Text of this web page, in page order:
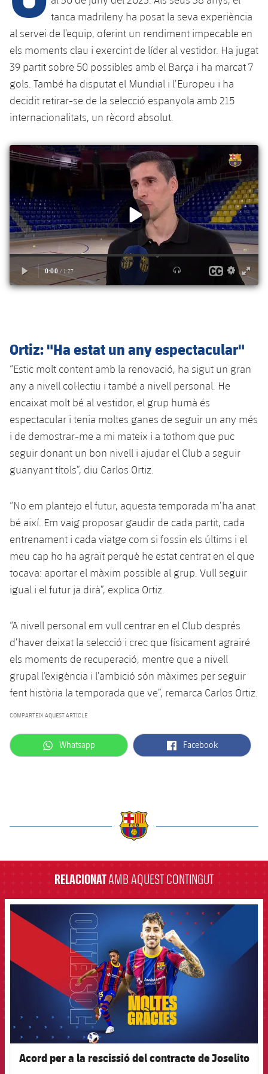
plusicon
més
Instal·lacions
Spotify Camp Nou
Estadi Johan Cruyff
Barça Cafe
Ciutat Esportiva
La Masia
plusicon
més
Serveis
Serveis Mèdics
plusicon
més
Acreditacions
tanca madrileny ha posat la seva experiència
al servei de l’equip, oferint un rendiment impecable en
els moments clau i exercint de líder al vestidor. Ha jugat
39 partit sobre 50 possibles amb el Barça i ha marcat 7
gols. També ha disputat el Mundial i l’Europeu i ha
decidit retirar-se de la selecció espanyola amb 215
internacionalitats, un rècord absolut.
Ortiz: "Ha estat un any espectacular"
“Estic molt content amb la renovació, ha sigut un gran
any a nivell col·lectiu i també a nivell personal. He
encaixat molt bé al vestidor, el grup humà és
espectacular i tenia moltes ganes de seguir un any més
i de demostrar-me a mi mateix i a tothom que puc
seguir donant un bon nivell i ajudar el Club a seguir
guanyant títols”, diu Carlos Ortiz.
“No em plantejo el futur, aquesta temporada m’ha anat
bé així. Em vaig proposar gaudir de cada partit, cada
entrenament i cada viatge com si fossin els últims i el
meu cap ho ha agraït perquè he estat centrat en el que
tocava: aportar el màxim possible al grup. Vull seguir
igual i el futur ja dirà”, explica Ortiz.
“A nivell personal em vull centrar en el Club després
d’haver deixat la selecció i crec que físicament agrairé
els moments de recuperació, mentre que a nivell
grupal l’exigència i l’ambició són màximes per seguir
fent història la temporada que ve”, remarca Carlos Ortiz.
COMPARTEIX AQUEST ARTICLE
label.aria.whatsapp
Whatsapp label.aria.facebook
Facebook
RELACIONATAMB AQUEST CONTINGUT
FCB Barcelona badge
Acord per a la rescissió del contracte de Joselito